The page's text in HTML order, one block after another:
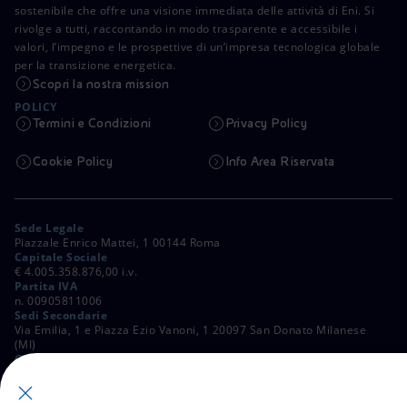
sostenibile che offre una visione immediata delle attività di Eni. Si
rivolge a tutti, raccontando in modo trasparente e accessibile i
valori, l’impegno e le prospettive di un’impresa tecnologica globale
per la transizione energetica.
Scopri la nostra mission
POLICY
Termini e Condizioni Privacy Policy
Cookie Policy Info Area Riservata
Sede Legale
Piazzale Enrico Mattei, 1 00144 Roma
Capitale Sociale
€ 4.005.358.876,00 i.v.
Partita IVA
n. 00905811006
Sedi Secondarie
Via Emilia, 1 e Piazza Ezio Vanoni, 1 20097 San Donato Milanese
(MI)
C. Fiscale e Registro Imprese di Roma